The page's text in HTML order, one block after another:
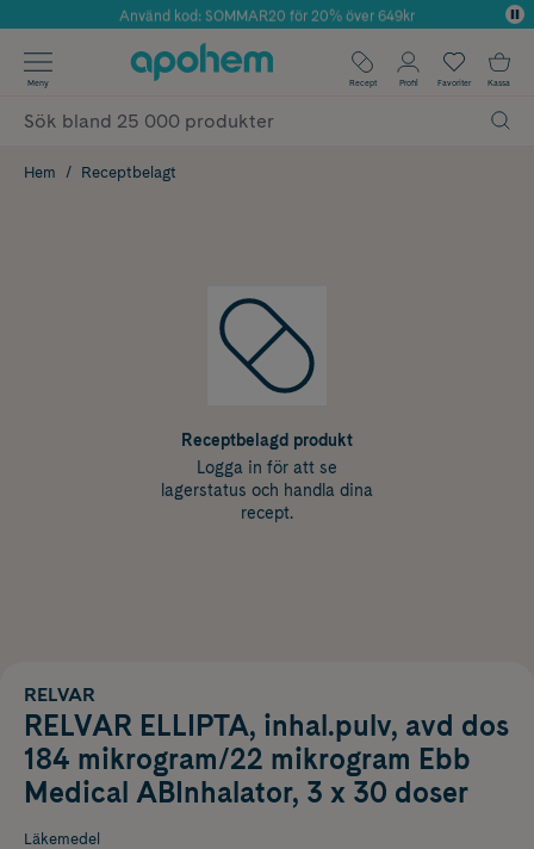
Årets Butik 2025 inom Skönhet
Använd kod: SOMMAR20 för 20% över 649kr
✓ Fri frakt
✓ Poäng på alla köp*
Meny Recept Profil Favoriter Kassa
Hem Receptbelagt
Receptbelagd produkt
Logga in för att se
lagerstatus och handla dina
recept.
RELVAR
RELVAR ELLIPTA, inhal.pulv, avd dos
184 mikrogram/22 mikrogram Ebb
Medical ABInhalator, 3 x 30 doser
Läkemedel